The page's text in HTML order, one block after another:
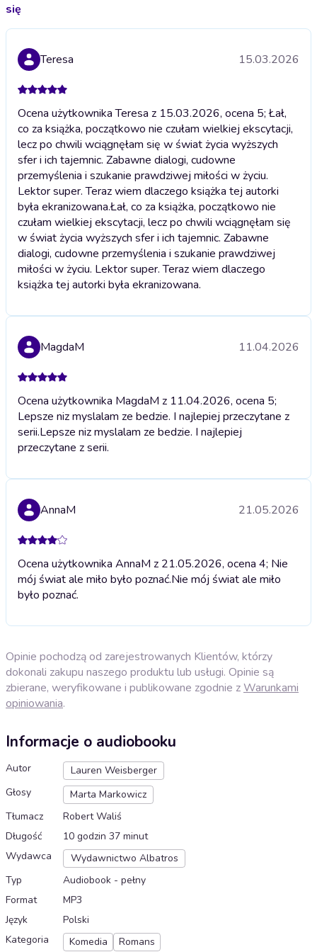
się
Teresa 15.03.2026
Ocena użytkownika Teresa z 15.03.2026, ocena 5; Łał,
co za książka, początkowo nie czułam wielkiej ekscytacji,
lecz po chwili wciągnęłam się w świat życia wyższych
sfer i ich tajemnic. Zabawne dialogi, cudowne
przemyślenia i szukanie prawdziwej miłości w życiu.
Lektor super. Teraz wiem dlaczego książka tej autorki
była ekranizowana.Łał, co za książka, początkowo nie
czułam wielkiej ekscytacji, lecz po chwili wciągnęłam się
w świat życia wyższych sfer i ich tajemnic. Zabawne
dialogi, cudowne przemyślenia i szukanie prawdziwej
miłości w życiu. Lektor super. Teraz wiem dlaczego
książka tej autorki była ekranizowana.
MagdaM 11.04.2026
Ocena użytkownika MagdaM z 11.04.2026, ocena 5;
Lepsze niz myslalam ze bedzie. I najlepiej przeczytane z
serii.Lepsze niz myslalam ze bedzie. I najlepiej
przeczytane z serii.
AnnaM 21.05.2026
Ocena użytkownika AnnaM z 21.05.2026, ocena 4; Nie
mój świat ale miło było poznać.Nie mój świat ale miło
było poznać.
Opinie pochodzą od zarejestrowanych Klientów, którzy
dokonali zakupu naszego produktu lub usługi. Opinie są
zbierane, weryfikowane i publikowane zgodnie zWarunkami
opiniowania.
Informacje o audiobooku
Autor
Lauren Weisberger
Głosy
Marta Markowicz
Tłumacz
Robert Waliś
Długość
10 godzin 37 minut
Wydawca
Wydawnictwo Albatros
Typ
Audiobook - pełny
Format
MP3
Język
Polski
Kategoria
Komedia Romans